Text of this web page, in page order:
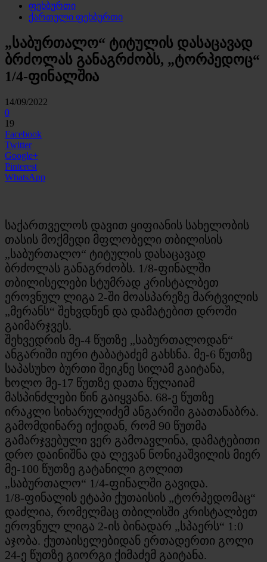
ფეხბურთი
ქართული ფეხბურთი
„საბურთალო“ ტიტულის დასაცავად
ბრძოლას განაგრძობს, „ტორპედოც“
1/4-ფინალშია
14/09/2022
0
19
Facebook
Twitter
Google+
Pinterest
WhatsApp
საქართველოს დავით ყიფიანის სახელობის
თასის მოქმედი მფლობელი თბილისის
„საბურთალო“ ტიტულის დასაცავად
ბრძოლას განაგრძობს. 1/8-ფინალში
თბილისელები სტუმრად კრისტალბეთ
ეროვნულ ლიგა 2-ში მოასპარეზე მარტვილის
„მერანს“ შეხვდნენ და დამატებით დროში
გაიმარჯვეს.
შეხვედრის მე-4 წუთზე „საბურთალოდან“
ანგარიში იური ტაბატაძემ გახსნა. მე-6 წუთზე
საპასუხო ბურთი შეიკნე სილამ გაიტანა,
ხოლო მე-17 წუთზე დათა წულაიამ
მასპინძლები წინ გაიყვანა. 68-ე წუთზე
ირაკლი სიხარულიძემ ანგარიში გაათანაბრა.
გამომდინარე იქიდან, რომ 90 წუთმა
გამარჯვებული ვერ გამოავლინა, დამატებითი
დრო დაინიშნა და ლევან ნონიკაშვილის მიერ
მე-100 წუთზე გატანილი გოლით
„საბურთალო“ 1/4-ფინალში გავიდა.
1/8-ფინალის ეტაპი ქუთაისის „ტორპედომაც“
დაძლია, რომელმაც თბილისში კრისტალბეთ
ეროვნულ ლიგა 2-ის ბინადარ „სპაერს“ 1:0
აჯობა. ქუთაისელებიდან ერთადერთი გოლი
24-ე წუთზე გიორგი ქიმაძემ გაიტანა.